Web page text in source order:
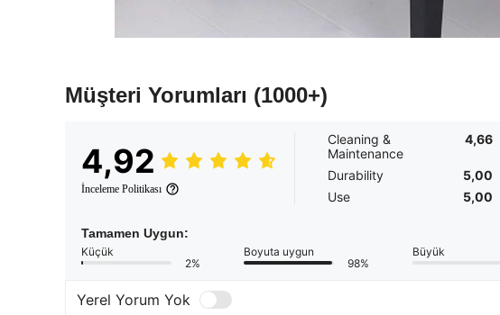
Müşteri Yorumları (1000+)
4,92
İnceleme Politikası
Cleaning &
Maintenance
4,66
Durability
5,00
Use
5,00
Tamamen Uygun:
Küçük
2%
Boyuta uygun
98%
Büyük
Yerel Yorum Yok